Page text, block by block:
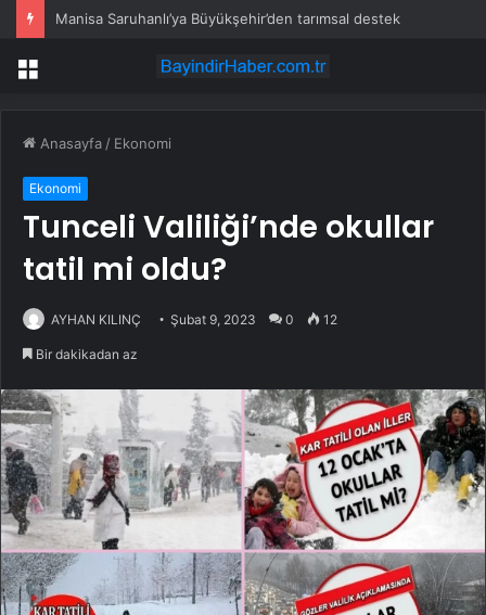
Manisa Saruhanlı’ya Büyükşehir’den tarımsal destek
Menü
Anasayfa / Ekonomi
Ekonomi
Tunceli Valiliği’nde okullar
tatil mi oldu?
AYHAN KILINÇ Şubat 9, 2023 0 12
Bir dakikadan az